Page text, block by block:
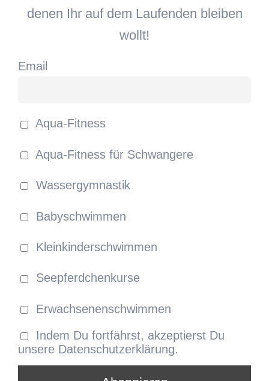
denen Ihr auf dem Laufenden bleiben
wollt!
Email
Aqua-Fitness
Aqua-Fitness für Schwangere
Wassergymnastik
Babyschwimmen
Kleinkinderschwimmen
Seepferdchenkurse
Erwachsenenschwimmen
Indem Du fortfährst, akzeptierst Du
unsere Datenschutzerklärung.